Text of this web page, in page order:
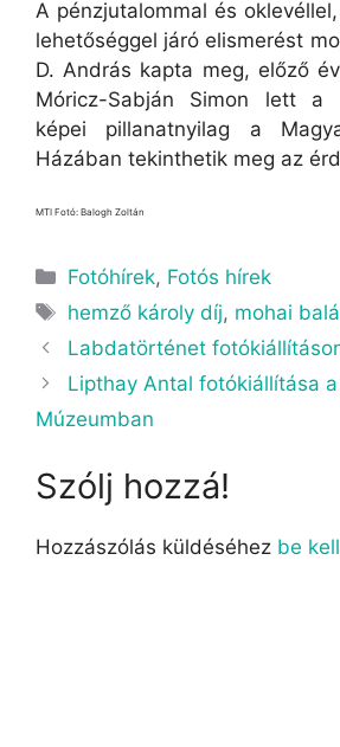
A pénzjutalommal és
lehetőséggel járó elismerést
D. András kapta meg, előző
Móricz-Sabján Simon lett a
képei pillanatnyilag a
Házában tekinthetik meg az
MTI Fotó: Balogh Zoltán
Fotóhírek, Fotós hírek
hemző károly díj, mohai
Labdatörténet
Lipthay Antal fotókiállítása
Múzeumban
Szólj hozzá!
Hozzászólás küldéséhez be